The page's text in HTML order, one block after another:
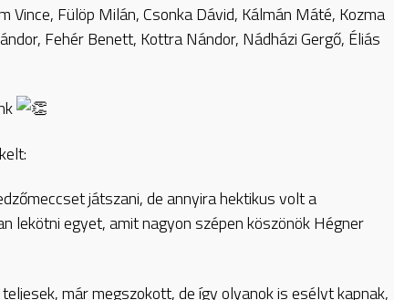
Vince, Fülöp Milán, Csonka Dávid, Kálmán Máté, Kozma
Fehér Benett, Kottra Nándor, Nádházi Gergő, Éliás
játszani, de annyira hektikus volt a
lekötni egyet, amit nagyon szépen köszönök Hégner
már megszokott, de így olyanok is esélyt kapnak,